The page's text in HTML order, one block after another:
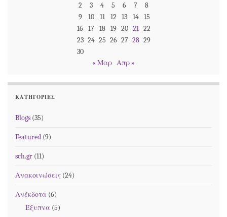
2
3 4 5 6 7
8
9
10 11 12 13 14
15
16 17 18 19 20 21 22
23 24 25 26 27 28 29
30
« Μαρ Απρ »
ΚΑΤΗΓΟΡΊΕΣ
Blogs (35)
Featured (9)
sch.gr (11)
Ανακοινώσεις (24)
Ανέκδοτα (6)
Έξυπνα (5)